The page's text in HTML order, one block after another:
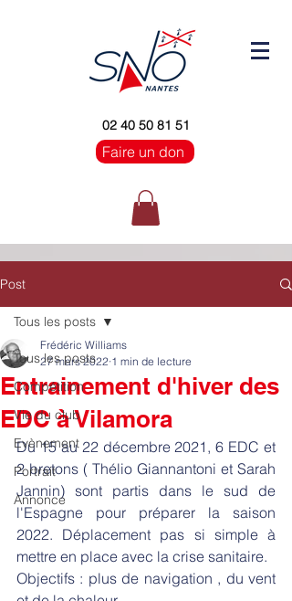
02 40 50 81 51
Faire un don
Post
Tous les posts
Compétition
Vie du club
Evènement
Portrait
Annonce
Tous les posts
Entrainement d'hiver des
EDC à Vilamora
Frédéric Williams
27 mars 2022 1 min de lecture
Du 15 au 22 décembre 2021, 6 EDC et
2 bretons ( Thélio Giannantoni et Sarah
Jannin) sont partis dans le sud de
l'Espagne pour préparer la saison
2022. Déplacement pas si simple à
mettre en place avec la crise sanitaire.
Objectifs : plus de navigation , du vent